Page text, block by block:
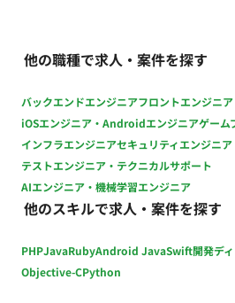
他の職種で求人・案件を探す
バックエンドエンジニアフロントエンジニア
iOSエンジニア・Androidエンジニアゲーム
インフラエンジニアセキュリティエンジニア
テストエンジニア・テクニカルサポート
AIエンジニア・機械学習エンジニア
他のスキルで求人・案件を探す
PHPJavaRubyAndroid JavaSwift開発デ
Objective-CPython